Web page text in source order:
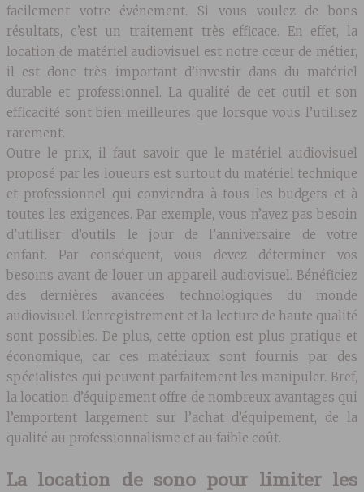
facilement votre événement. Si vous voulez de bons
résultats, c’est un traitement très efficace. En effet, la
location de matériel audiovisuel est notre cœur de métier,
il est donc très important d’investir dans du matériel
durable et professionnel. La qualité de cet outil et son
efficacité sont bien meilleures que lorsque vous l’utilisez
rarement.
Outre le prix, il faut savoir que le matériel audiovisuel
proposé par les loueurs est surtout du matériel technique
et professionnel qui conviendra à tous les budgets et à
toutes les exigences. Par exemple, vous n’avez pas besoin
d’utiliser d’outils le jour de l’anniversaire de votre
enfant. Par conséquent, vous devez déterminer vos
besoins avant de louer un appareil audiovisuel. Bénéficiez
des dernières avancées technologiques du monde
audiovisuel. L’enregistrement et la lecture de haute qualité
sont possibles. De plus, cette option est plus pratique et
économique, car ces matériaux sont fournis par des
spécialistes qui peuvent parfaitement les manipuler. Bref,
la location d’équipement offre de nombreux avantages qui
l’emportent largement sur l’achat d’équipement, de la
qualité au professionnalisme et au faible coût.
La location de sono pour limiter les